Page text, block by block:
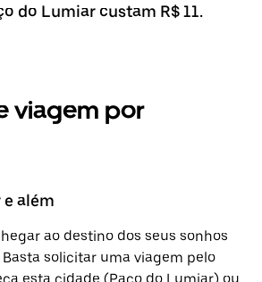
do Lumiar custam R$ 11.
viagem por
além
ao destino dos seus sonhos
Basta solicitar uma viagem pelo